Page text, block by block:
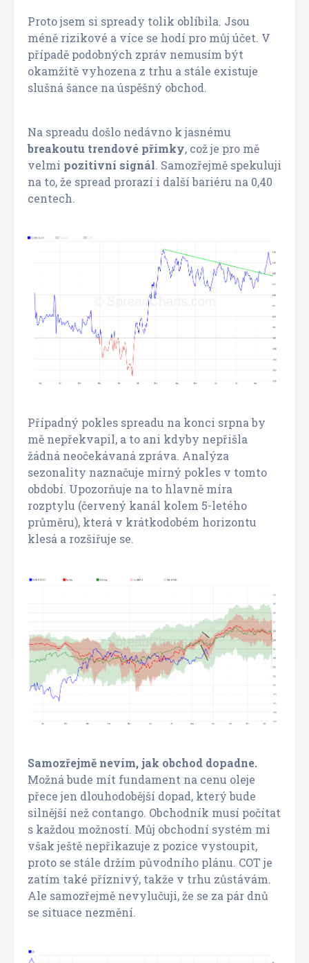
Proto jsem si spready tolik oblíbila. Jsou
méně rizikové a více se hodí pro můj účet. V
případě podobných zpráv nemusím být
okamžitě vyhozena z trhu a stále existuje
slušná šance na úspěšný obchod.
Na spreadu došlo nedávno k jasnému
breakoutu trendové přímky, což je pro mě
velmi pozitivní signál. Samozřejmě spekuluji
na to, že spread prorazí i další bariéru na 0,40
centech.
Případný pokles spreadu na konci srpna by
mě nepřekvapil, a to ani kdyby nepřišla
žádná neočekávaná zpráva. Analýza
sezonality naznačuje mírný pokles v tomto
období. Upozorňuje na to hlavně míra
rozptylu (červený kanál kolem 5-letého
průměru), která v krátkodobém horizontu
klesá a rozšiřuje se.
Samozřejmě nevím, jak obchod dopadne.
Možná bude mít fundament na cenu oleje
přece jen dlouhodobější dopad, který bude
silnější než contango. Obchodník musí počítat
s každou možností. Můj obchodní systém mi
však ještě nepřikazuje z pozice vystoupit,
proto se stále držím původního plánu. COT je
zatím také příznivý, takže v trhu zůstávám.
Ale samozřejmě nevylučuji, že se za pár dnů
se situace nezmění.